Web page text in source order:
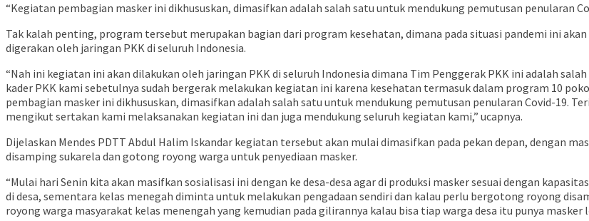
“Kegiatan pembagian masker ini dikhususkan, dimasifkan adalah salah satu untuk mendukung pemutusan penularan
Tak kalah penting, program tersebut merupakan bagian dari program kesehatan, dimana pada situasi pandemi ini
digerakan oleh jaringan PKK di seluruh Indonesia.
“Nah ini kegiatan ini akan dilakukan oleh jaringan PKK di seluruh Indonesia dimana Tim Penggerak PKK ini adalah
kader PKK kami sebetulnya sudah bergerak melakukan kegiatan ini karena kesehatan termasuk dalam program 10
pembagian masker ini dikhususkan, dimasifkan adalah salah satu untuk mendukung pemutusan penularan Covid-19.
mengikut sertakan kami melaksanakan kegiatan ini dan juga mendukung seluruh kegiatan kami,” ucapnya.
Dijelaskan Mendes PDTT Abdul Halim Iskandar kegiatan tersebut akan mulai dimasifkan pada pekan depan, dengan
disamping sukarela dan gotong royong warga untuk penyediaan masker.
“Mulai hari Senin kita akan masifkan sosialisasi ini dengan ke desa-desa agar di produksi masker sesuai dengan
di desa, sementara kelas menegah diminta untuk melakukan pengadaan sendiri dan kalau perlu bergotong royong
royong warga masyarakat kelas menengah yang kemudian pada gilirannya kalau bisa tiap warga desa itu punya masker